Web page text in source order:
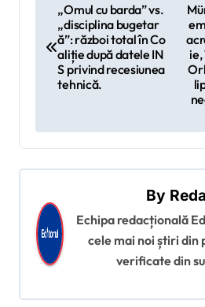
a
î
n
a
„Omul cu barda” vs.
„disciplina bugetar
ă”: război total în Co
aliție după datele IN
S privind recesiunea
tehnică.
ie,
By
Echipa redacțională
cele mai noi știri din
verificate din